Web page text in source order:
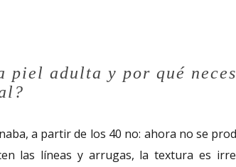
piel adulta y por qué
a partir de los 40 no: ahora no se
las líneas y arrugas, la textura es